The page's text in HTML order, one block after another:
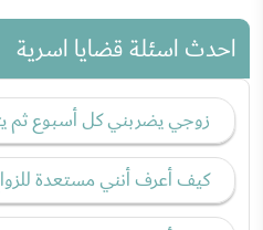
احدث اسئلة قضايا اسرية
زوجي يضربني كل أسبوع ثم
كيف أعرف أنني مستعدة